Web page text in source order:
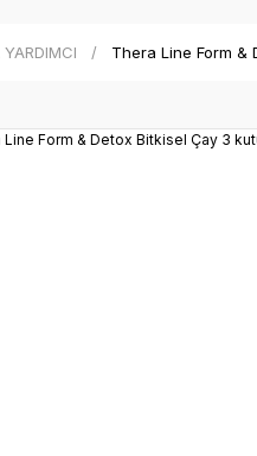
Thera Line Form &